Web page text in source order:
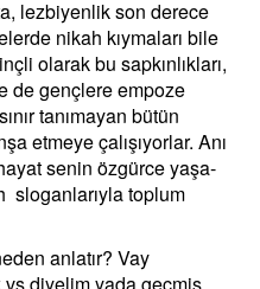
lezbiyenlik son derece
nikah kıymaları bile
olarak bu sapkınlıkları,
de gençlere empoze
tanımayan bütün
etmeye çalışıyorlar. Anı
senin özgürce yaşa-
sloganlarıyla toplum
anlatır? Vay